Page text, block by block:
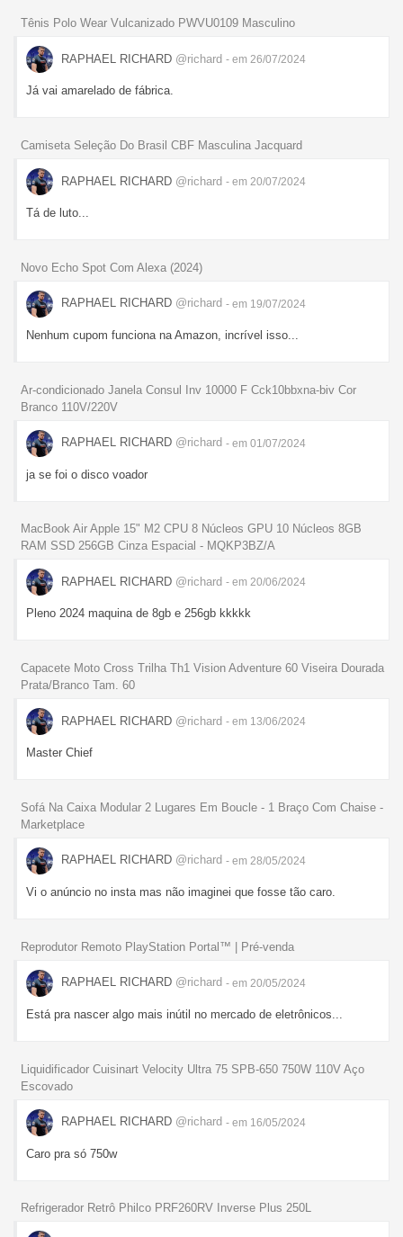
Tênis Polo Wear Vulcanizado PWVU0109 Masculino
RAPHAEL RICHARD @richard - em 26/07/2024
Já vai amarelado de fábrica.
Camiseta Seleção Do Brasil CBF Masculina Jacquard
RAPHAEL RICHARD @richard - em 20/07/2024
Tá de luto...
Novo Echo Spot Com Alexa (2024)
RAPHAEL RICHARD @richard - em 19/07/2024
Nenhum cupom funciona na Amazon, incrível isso...
Ar-condicionado Janela Consul Inv 10000 F Cck10bbxna-biv Cor
Branco 110V/220V
RAPHAEL RICHARD @richard - em 01/07/2024
ja se foi o disco voador
MacBook Air Apple 15" M2 CPU 8 Núcleos GPU 10 Núcleos 8GB
RAM SSD 256GB Cinza Espacial - MQKP3BZ/A
RAPHAEL RICHARD @richard - em 20/06/2024
Pleno 2024 maquina de 8gb e 256gb kkkkk
Capacete Moto Cross Trilha Th1 Vision Adventure 60 Viseira Dourada
Prata/Branco Tam. 60
RAPHAEL RICHARD @richard - em 13/06/2024
Master Chief
Sofá Na Caixa Modular 2 Lugares Em Boucle - 1 Braço Com Chaise -
Marketplace
RAPHAEL RICHARD @richard - em 28/05/2024
Vi o anúncio no insta mas não imaginei que fosse tão caro.
Reprodutor Remoto PlayStation Portal™ | Pré-venda
RAPHAEL RICHARD @richard - em 20/05/2024
Está pra nascer algo mais inútil no mercado de eletrônicos...
Liquidificador Cuisinart Velocity Ultra 75 SPB-650 750W 110V Aço
Escovado
RAPHAEL RICHARD @richard - em 16/05/2024
Caro pra só 750w
Refrigerador Retrô Philco PRF260RV Inverse Plus 250L